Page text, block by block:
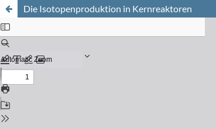
Die Isotopenproduktion in Kernreaktoren